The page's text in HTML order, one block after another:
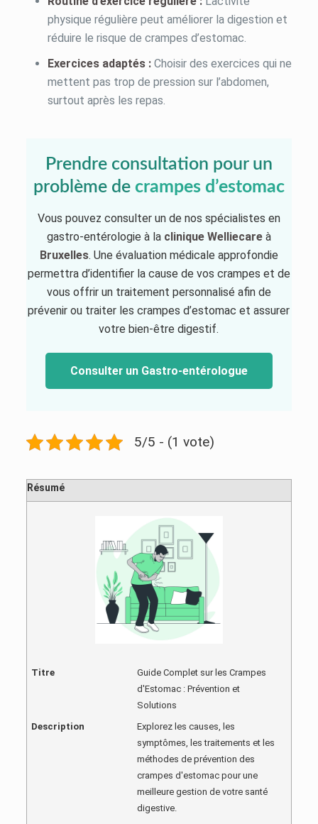
physique régulière peut améliorer la digestion et
réduire le risque de crampes d’estomac.
Exercices adaptés :Choisir des exercices qui ne
mettent pas trop de pression sur l’abdomen,
surtout après les repas.
Prendre consultation pour un
problème de crampes d’estomac
Vous pouvez consulter un de nos spécialistes en
gastro-entérologie à la clinique Welliecareà
Bruxelles. Une évaluation médicale approfondie
permettra d’identifier la cause de vos crampes et de
vous offrir un traitement personnalisé afin de
prévenir ou traiter les crampes d’estomac et assurer
votre bien-être digestif.
Consulter un Gastro-entérologue
5/5 - (1 vote)
Résumé
Titre
Guide Complet sur les Crampes
d'Estomac : Prévention et
Solutions
Description
Explorez les causes, les
symptômes, les traitements et les
méthodes de prévention des
crampes d'estomac pour une
meilleure gestion de votre santé
digestive.